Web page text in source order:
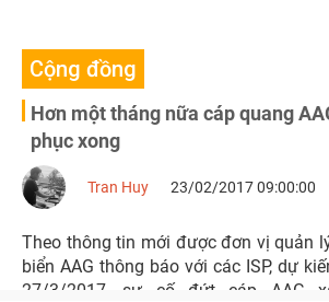
Cộng đồng
Hơn một tháng nữa cáp quang
phục xong
Tran Huy 23/02/2017 09:00:00
Theo thông tin mới được đơn vị quản
biển AAG thông báo với các ISP, dự
27/3/2017, sự cố đứt cáp AAG